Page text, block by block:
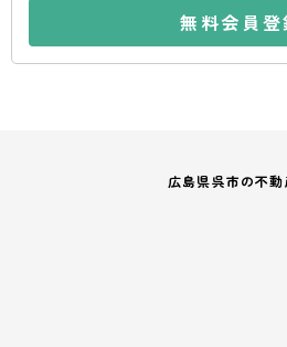
無料会員登
広島県呉市の不